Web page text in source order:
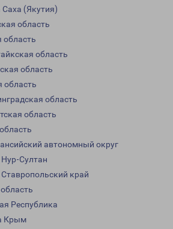
(Якутия)
область
область
область
область
область
область
область
автономный округ
Султан
край
Республика
Крым